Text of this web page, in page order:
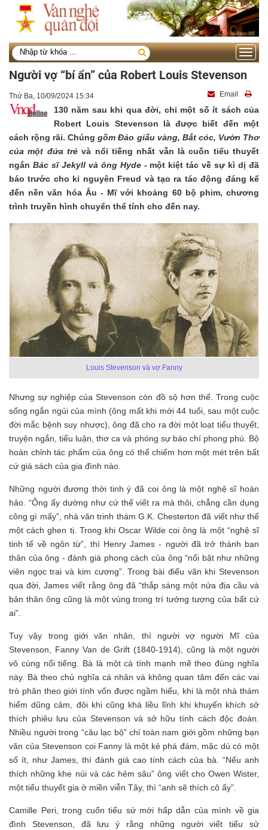
Toggle
Người vợ “bí ẩn” của Robert Louis Stevenson
Thứ Ba, 10/09/2024 15:34 Email
130 năm sau khi qua đời, chỉ một số ít sách của
Robert Louis Stevenson là được biết đến một
cách rộng rãi. Chúnggồm Đảo giấu vàng, Bắt cóc, Vườn Thơ
của một đứa trẻvà nổi tiếng nhất vẫn là cuốn tiểu thuyết
ngắn Bác sĩ Jekyll và ông Hyde- một kiệt tác về sự kì dị đã
báo trước cho kỉ nguyên Freud và tạo ra tác động đáng kể
đến nền văn hóa Âu - Mĩ với khoảng 60 bộ phim, chương
trình truyền hình chuyển thể tính cho đến nay.
Louis Stevenson và vợ Fanny
Nhưng sự nghiệp của Stevenson còn đồ sộ hơn thế. Trong cuộc
sống ngắn ngủi của mình (ông mất khi mới 44 tuổi, sau một cuộc
đời mắc bệnh suy nhược), ông đã cho ra đời một loạt tiểu thuyết,
truyện ngắn, tiểu luận, thơ ca và phóng sự báo chí phong phú. Bộ
hoàn chỉnh tác phẩm của ông có thể chiếm hơn một mét trên bất
cứ giá sách của gia đình nào.
Những người đương thời tinh ý đã coi ông là một nghệ sĩ hoàn
hảo. “Ông ấy dường như cứ thế viết ra mà thôi, chẳng cần dụng
công gì mấy”, nhà văn trinh thám G.K. Chesterton đã viết như thế
một cách ghen tị. Trong khi Oscar Wilde coi ông là một “nghệ sĩ
tinh tế về ngôn từ”, thì Henry James - người đã trở thành bạn
thân của ông - đánh giá phong cách của ông “nổi bật như những
viên ngọc trai và kim cương”. Trong bài điếu văn khi Stevenson
qua đời, James viết rằng ông đã “thắp sáng một nửa địa cầu và
bản thân ông cũng là một vùng trong trí tưởng tượng của bất cứ
ai”.
Tuy vậy trong giới văn nhân, thì người vợ người Mĩ của
Stevenson, Fanny Van de Grift (1840-1914), cũng là một người
vô cùng nổi tiếng. Bà là một cá tính mạnh mẽ theo đúng nghĩa
này. Bà theo chủ nghĩa cá nhân và không quan tâm đến các vai
trò phân theo giới tính vốn được ngầm hiểu, khi là một nhà thám
hiểm dũng cảm, đôi khi cũng khá liều lĩnh khi khuyến khích sở
thích phiêu lưu của Stevenson và sở hữu tính cách độc đoán.
Nhiều người trong “câu lạc bộ” chỉ toàn nam giới gồm những bạn
văn của Stevenson coi Fanny là một kẻ phá đám, mặc dù có một
số ít, như James, thì đánh giá cao tính cách của bà. “Nếu anh
thích những khe núi và các hẻm sâu” ông viết cho Owen Wister,
một tiểu thuyết gia ở miền viễn Tây, thì “anh sẽ thích cô ấy”.
Camille Peri, trong cuốn tiểu sử mới hấp dẫn của mình về gia
đình Stevenson, đã lưu ý rằng những người viết tiểu sử